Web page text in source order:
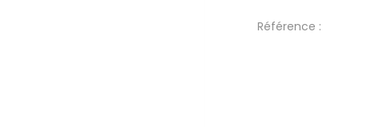
Référence :